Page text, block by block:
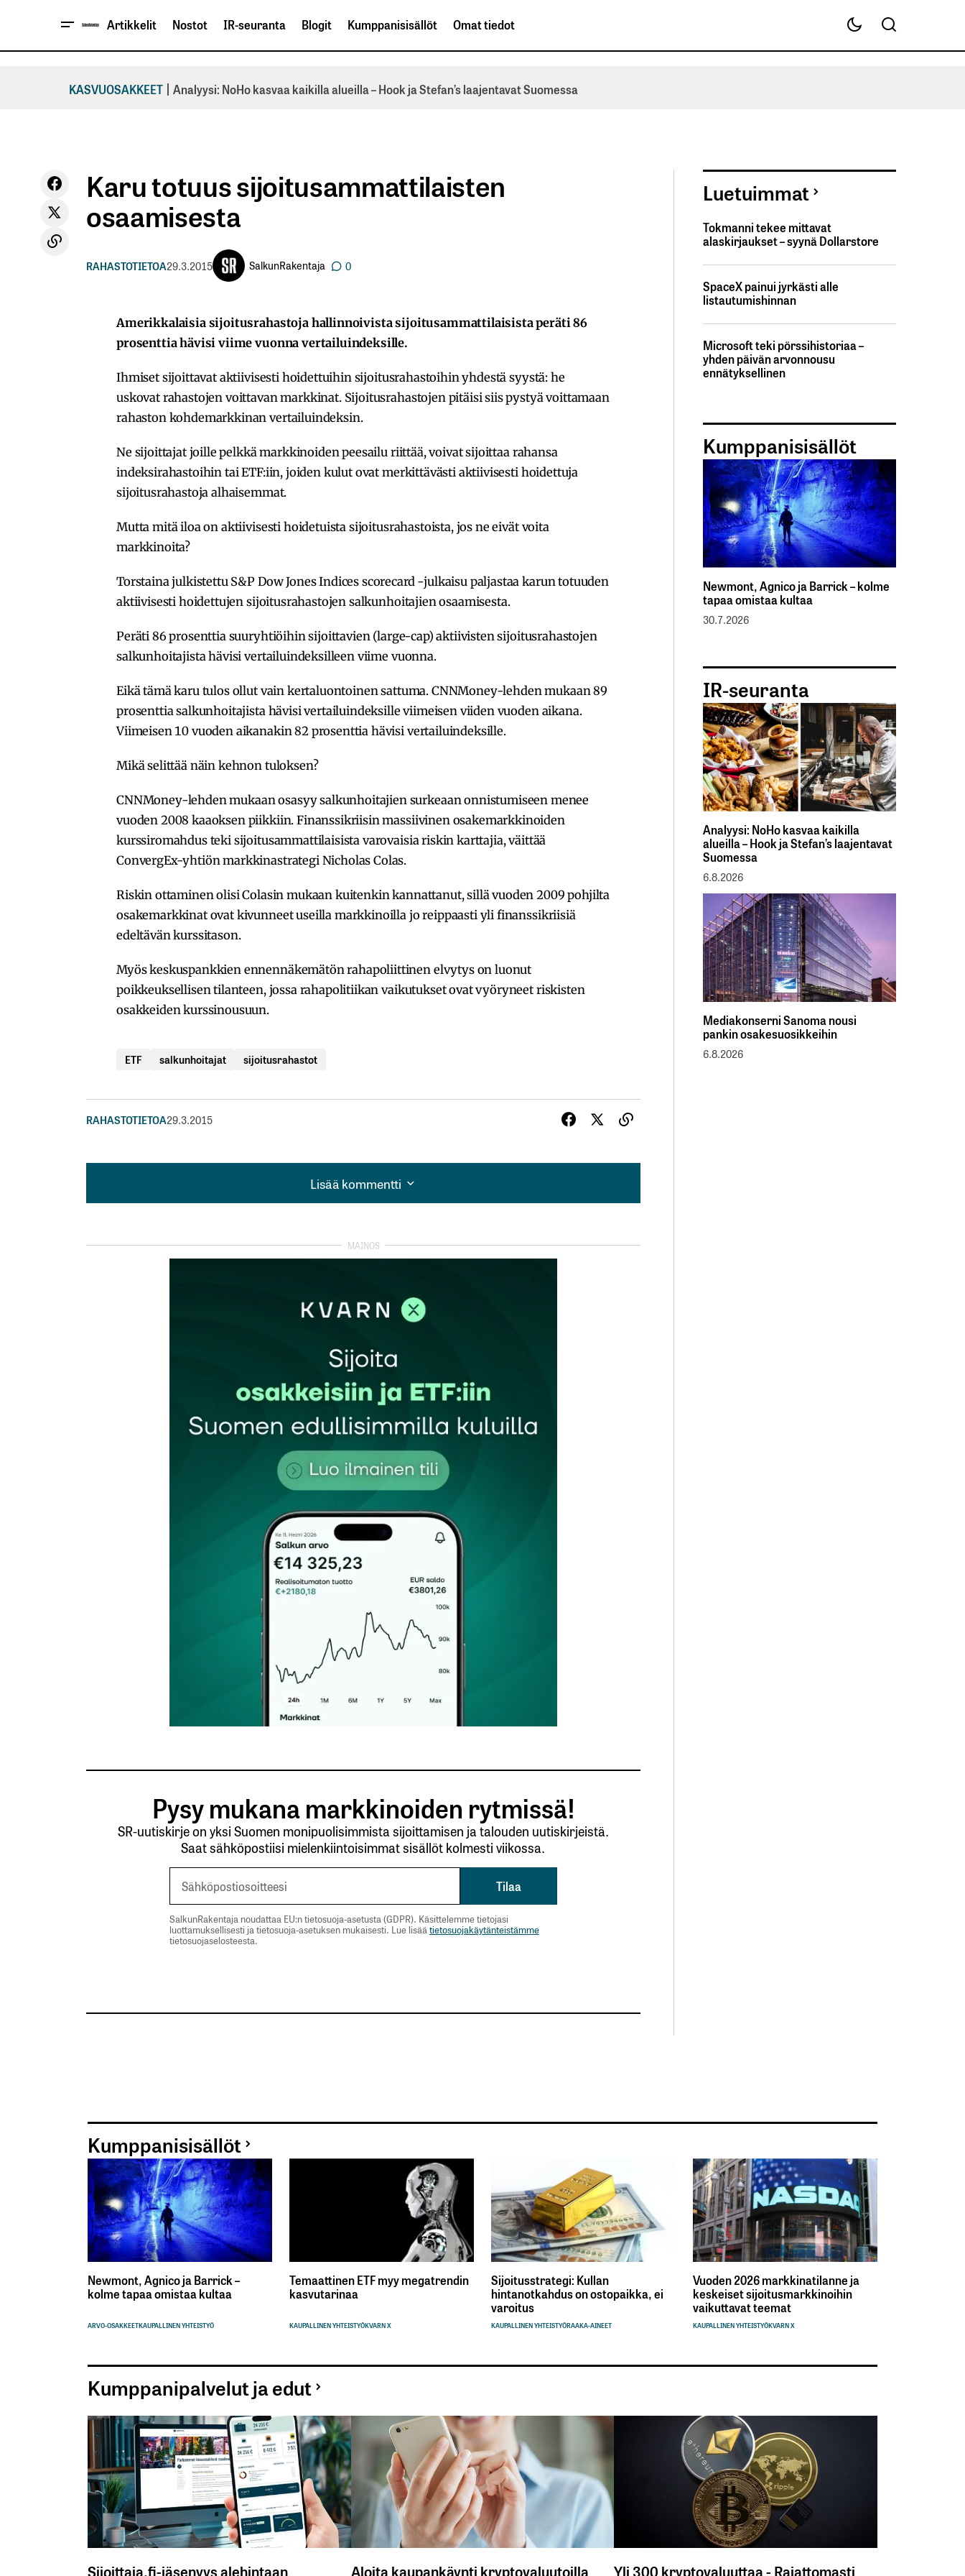
Artikkelit Nostot IR-seuranta Blogit Kumppanisisällöt Omat tiedot
KASVUOSAKKEET | Analyysi: NoHo kasvaa kaikilla alueilla – Hook ja Stefan’s laajentavat Suomessa
Karu totuus sijoitusammattilaisten
osaamisesta
RAHASTOTIETOA29.3.2015 SalkunRakentaja 0
Amerikkalaisia sijoitusrahastoja hallinnoivista sijoitusammattilaisista peräti 86
prosenttia hävisi viime vuonna vertailuindeksille.
Ihmiset sijoittavat aktiivisesti hoidettuihin sijoitusrahastoihin yhdestä syystä: he
uskovat rahastojen voittavan markkinat. Sijoitusrahastojen pitäisi siis pystyä voittamaan
rahaston kohdemarkkinan vertailuindeksin.
Ne sijoittajat joille pelkkä markkinoiden peesailu riittää, voivat sijoittaa rahansa
indeksirahastoihin tai ETF:iin, joiden kulut ovat merkittävästi aktiivisesti hoidettuja
sijoitusrahastoja alhaisemmat.
Mutta mitä iloa on aktiivisesti hoidetuista sijoitusrahastoista, jos ne eivät voita
markkinoita?
Torstaina julkistettu S&P Dow Jones Indices scorecard -julkaisu paljastaa karun totuuden
aktiivisesti hoidettujen sijoitusrahastojen salkunhoitajien osaamisesta.
Peräti 86 prosenttia suuryhtiöihin sijoittavien (large-cap) aktiivisten sijoitusrahastojen
salkunhoitajista hävisi vertailuindeksilleen viime vuonna.
Eikä tämä karu tulos ollut vain kertaluontoinen sattuma. CNNMoney-lehden mukaan 89
prosenttia salkunhoitajista hävisi vertailuindeksille viimeisen viiden vuoden aikana.
Viimeisen 10 vuoden aikanakin 82 prosenttia hävisi vertailuindeksille.
Mikä selittää näin kehnon tuloksen?
CNNMoney-lehden mukaan osasyy salkunhoitajien surkeaan onnistumiseen menee
vuoden 2008 kaaoksen piikkiin. Finanssikriisin massiivinen osakemarkkinoiden
kurssiromahdus teki sijoitusammattilaisista varovaisia riskin karttajia, väittää
ConvergEx-yhtiön markkinastrategi Nicholas Colas.
Riskin ottaminen olisi Colasin mukaan kuitenkin kannattanut, sillä vuoden 2009 pohjilta
osakemarkkinat ovat kivunneet useilla markkinoilla jo reippaasti yli finanssikriisiä
edeltävän kurssitason.
Myös keskuspankkien ennennäkemätön rahapoliittinen elvytys on luonut
poikkeuksellisen tilanteen, jossa rahapolitiikan vaikutukset ovat vyöryneet riskisten
osakkeiden kurssinousuun.
ETF salkunhoitajat sijoitusrahastot
RAHASTOTIETOA29.3.2015
Lisää kommentti
Lisää kommentti
Sähköpostiosoitteesi
Tilaa SalkunRakentajan uutiskirje
Pysy mukana markkinoiden rytmissä!
SR-uutiskirje on yksi Suomen monipuolisimmista sijoittamisen ja talouden uutiskirjeistä.
Saat sähköpostiisi mielenkiintoisimmat sisällöt kolmesti viikossa.
SalkunRakentaja noudattaa EU:n tietosuoja-asetusta (GDPR). Käsittelemme tietojasi
luottamuksellisesti ja tietosuoja-asetuksen mukaisesti. Lue lisää tietosuojakäytänteistämme
tietosuojaselosteesta.
Luetuimmat
Tokmanni tekee mittavat
alaskirjaukset – syynä Dollarstore
SpaceX painui jyrkästi alle
listautumishinnan
Microsoft teki pörssihistoriaa –
yhden päivän arvonnousu
ennätyksellinen
Kumppanisisällöt
Newmont, Agnico ja Barrick – kolme
tapaa omistaa kultaa
30.7.2026
IR-seuranta
Analyysi: NoHo kasvaa kaikilla
alueilla – Hook ja Stefan’s laajentavat
Suomessa
6.8.2026
Mediakonserni Sanoma nousi
pankin osakesuosikkeihin
6.8.2026
Kumppanisisällöt
Newmont, Agnico ja Barrick –
kolme tapaa omistaa kultaa
ARVO-OSAKKEETKAUPALLINEN YHTEISTYÖ
Temaattinen ETF myy megatrendin
kasvutarinaa
KAUPALLINEN YHTEISTYÖKVARN X
Sijoitusstrategi: Kullan
hintanotkahdus on ostopaikka, ei
varoitus
KAUPALLINEN YHTEISTYÖRAAKA-AINEET
Vuoden 2026 markkinatilanne ja
keskeiset sijoitusmarkkinoihin
vaikuttavat teemat
KAUPALLINEN YHTEISTYÖKVARN X
Kumppanipalvelut ja edut
Sijoittaja.fi-jäsenyys alehintaan Aloita kaupankäynti kryptovaluutoilla Yli 300 kryptovaluuttaa - Rajattomasti